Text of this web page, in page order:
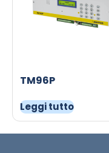
TM96P
Leggi tutto